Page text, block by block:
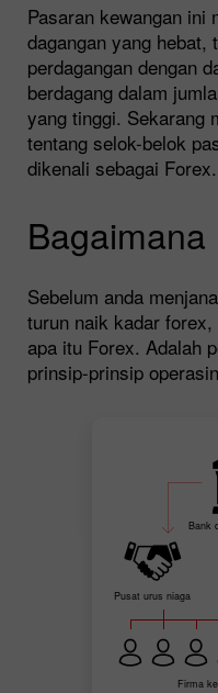
Pasaran kewangan ini
dagangan yang
perdagangan dengan
berdagang dalam
yang tinggi. Sekarang
tentang selok-belok
dikenali sebagai Forex.
Sebelum anda
turun naik kadar
apa itu Forex. Adalah
prinsip-prinsip
Bank
Pusat urus niaga
Firma